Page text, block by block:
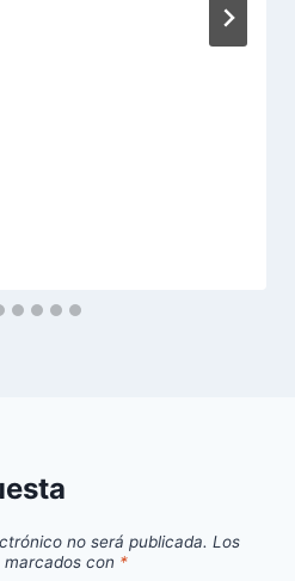
no será publicada. Los
con *